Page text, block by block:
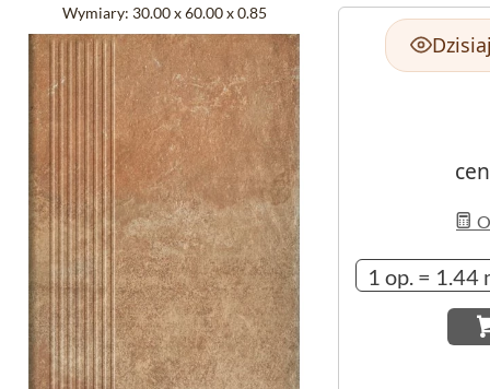
Wymiary: 30.00 x 60.00 x 0.85